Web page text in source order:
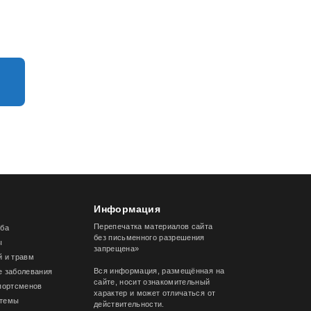
и травм
заболевания
Информация
Перепечатка материалов сайта
без письменного разрешения
запрещена»
Вся информация, размещённая на
сайте, носит ознакомительный
характер и может отличаться от
действительности.